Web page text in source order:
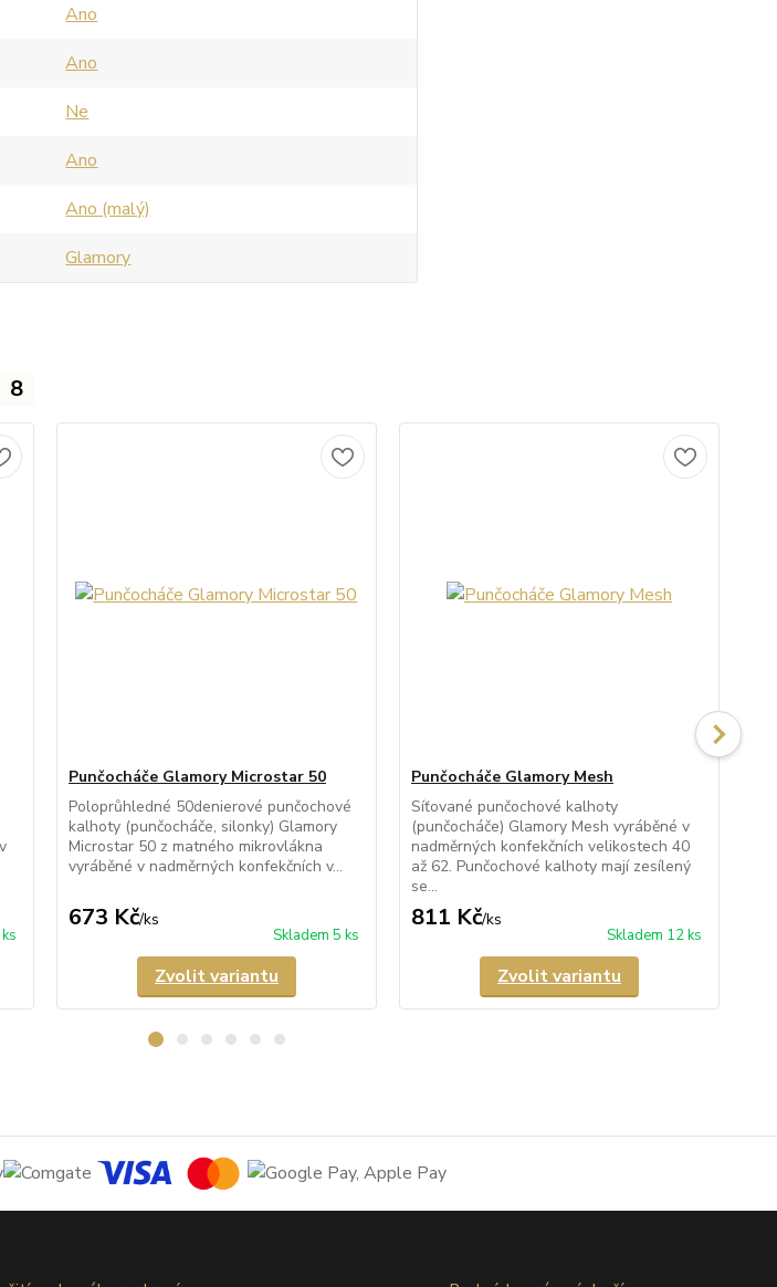
Ano
Ano
Ne
Ano
Ano (malý)
Glamory
8
Punčocháče Glamory Microstar 50
Poloprůhledné 50denierové punčochové
kalhoty (punčocháče, silonky) Glamory
Microstar 50 z matného mikrovlákna
vyráběné v nadměrných konfekčních v...
673 Kč/ks
Skladem 5 ks
Zvolit variantu
Punčocháče Glamory Mesh
Síťované punčochové kalhoty
(punčocháče) Glamory Mesh vyráběné v
nadměrných konfekčních velikostech 40
až 62. Punčochové kalhoty mají zesílený
se...
811 Kč/ks
Skladem 12 ks
Zvolit variantu